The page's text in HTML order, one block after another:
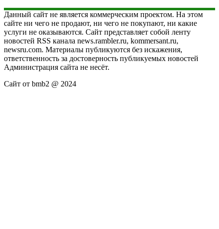
Данный сайт не является коммерческим проектом. На этом
сайте ни чего не продают, ни чего не покупают, ни какие
услуги не оказываются. Сайт представляет собой ленту
новостей RSS канала news.rambler.ru, kommersant.ru,
newsru.com. Материалы публикуются без искажения,
ответственность за достоверность публикуемых новостей
Администрация сайта не несёт.
Сайт от bmb2 @ 2024